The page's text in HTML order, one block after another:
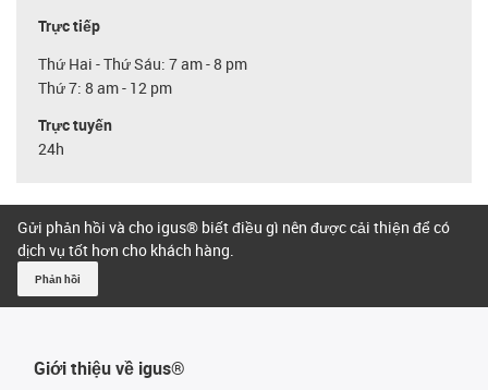
Trực tiếp
Thứ Hai - Thứ Sáu: 7 am - 8 pm
Thứ 7: 8 am - 12 pm
Trực tuyến
24h
Gửi phản hồi và cho igus® biết điều gì nên được cải thiện để có
dịch vụ tốt hơn cho khách hàng.
Phản hồi
Giới thiệu về igus®